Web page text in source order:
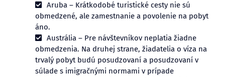
Aruba – Krátkodobé turistické cesty nie sú
obmedzené, ale zamestnanie a povolenie na pobyt
áno.
Austrália – Pre návštevníkov neplatia žiadne
obmedzenia. Na druhej strane, žiadatelia o víza na
trvalý pobyt budú posudzovaní a posudzovaní v
súlade s imigračnými normami v prípade